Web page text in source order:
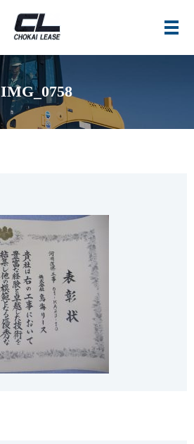
メ
IMG_0758